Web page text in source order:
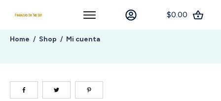
$0.00
Home / Shop / Mi cuenta